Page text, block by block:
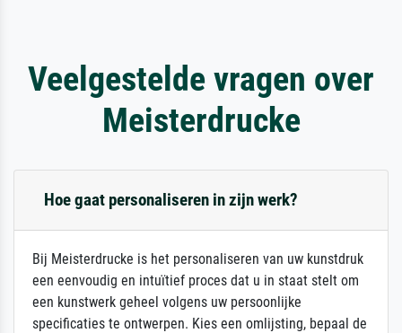
Veelgestelde vragen over
Meisterdrucke
Hoe gaat personaliseren in zijn werk?
Bij Meisterdrucke is het personaliseren van uw kunstdruk
een eenvoudig en intuïtief proces dat u in staat stelt om
een kunstwerk geheel volgens uw persoonlijke
specificaties te ontwerpen. Kies een omlijsting, bepaal de